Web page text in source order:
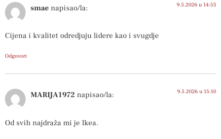
smae napisao/la: 9.5.2026 u 14:53
Cijena i kvalitet odredjuju lidere kao i svugdje
Odgovori
MARIJA1972 napisao/la: 9.5.2026 u 15:10
Od svih najdraža mi je Ikea.